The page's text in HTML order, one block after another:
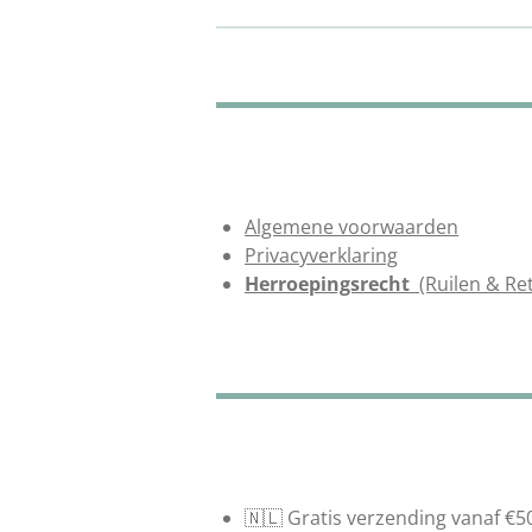
Algemene voorwaarden
Privacyverklaring
Herroepingsrecht (Ruilen &
🇳🇱 Gratis verzending vanaf